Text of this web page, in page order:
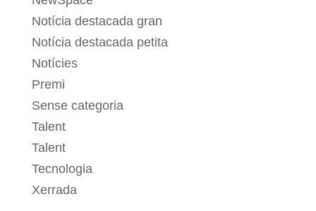
Notícia destacada gran
Notícia destacada petita
Notícies
Premi
Sense categoria
Talent
Talent
Tecnologia
Xerrada